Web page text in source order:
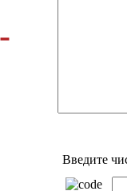
Введите